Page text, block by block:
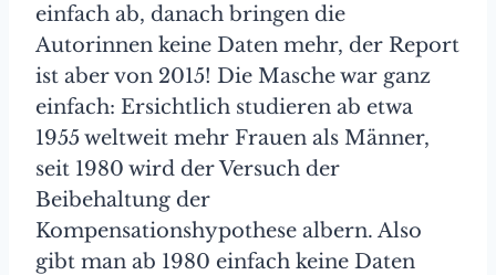
einfach ab, danach bringen die
Autorinnen keine Daten mehr, der Report
ist aber von 2015! Die Masche war ganz
einfach: Ersichtlich studieren ab etwa
1955 weltweit mehr Frauen als Männer,
seit 1980 wird der Versuch der
Beibehaltung der
Kompensationshypothese albern. Also
gibt man ab 1980 einfach keine Daten